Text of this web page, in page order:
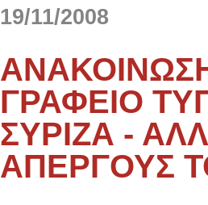
19/11/2008
ΓΡΑΦΕΙΟ
ΣΥΡΙΖΑ -
ΑΠΕΡΓΟΥΣ